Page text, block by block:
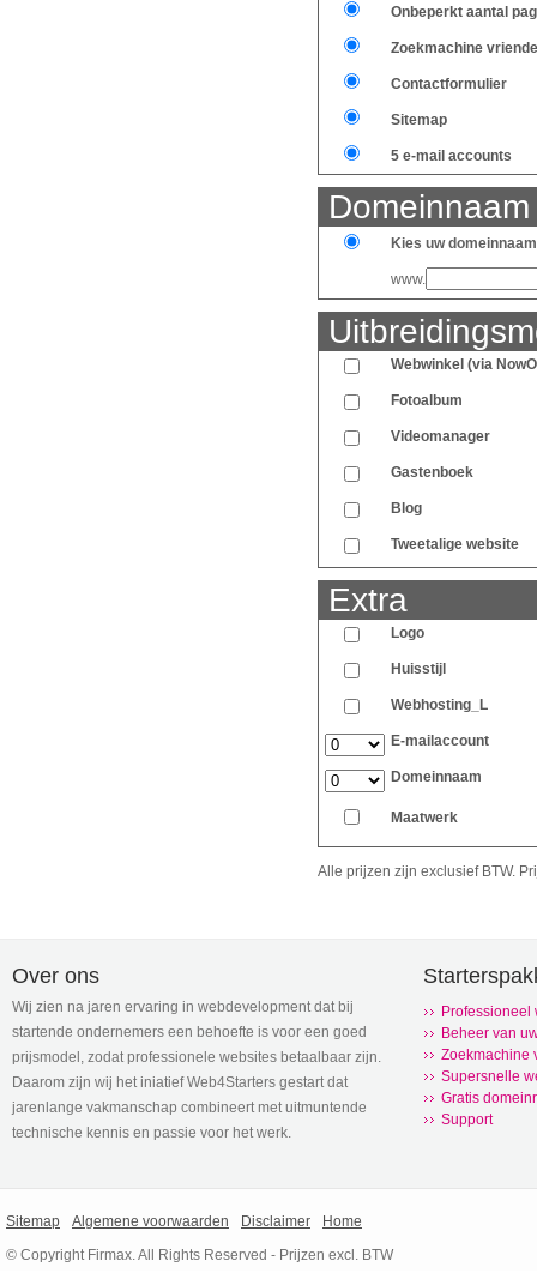
Onbeperkt aantal
Zoekmachine
Contactformulier
Sitemap
5 e-mail accounts
Domeinnaam
Kies uw domeinnaam
www.
Webwinkel (via
Fotoalbum
Videomanager
Gastenboek
Blog
Tweetalige website
Extra
Logo
Huisstijl
Webhosting_L
E-mailaccount
Domeinnaam
Maatwerk
Alle prijzen zijn exclusief BTW.
Over ons
Wij zien na jaren ervaring in webdevelopment dat bij
startende ondernemers een behoefte is voor een goed
prijsmodel, zodat professionele websites betaalbaar zijn.
Daarom zijn wij het iniatief Web4Starters gestart dat
jarenlange vakmanschap combineert met uitmuntende
technische kennis en passie voor het werk.
Professioneel
Beheer van
Zoekmachine
Supersnelle
Gratis
Support
Sitemap Algemene voorwaarden Disclaimer
Home
© Copyright Firmax. All Rights Reserved - Prijzen excl. BTW